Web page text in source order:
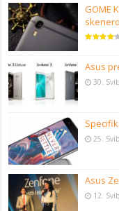
GOME
Asus
30.
25.
Asus
12.